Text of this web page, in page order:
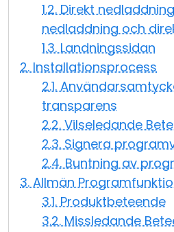
1.2. Direkt
nedladdning och
1.3. Landningssidan
2. Installationsprocess
2.1.
transparens
2.2. Vilseledande
2.3. Signera
2.4. Buntning av
3. Allmän
3.1. Produktbeteende
3.2. Missledande